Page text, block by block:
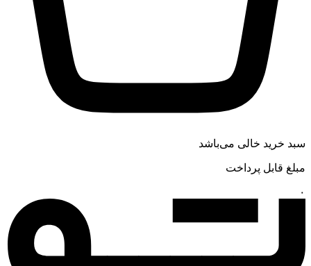
سبد خرید خالی می‌باشد
مبلغ قابل پرداخت
۰